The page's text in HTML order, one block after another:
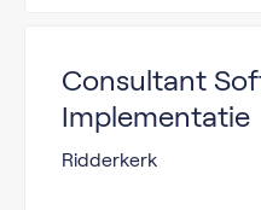
Consultant
Implementatie
Ridderkerk